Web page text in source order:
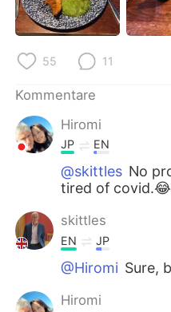
Русский ไท
Indonesia
Türkçe
Português
55 11
Kommentare
Hiromi
JP EN
@skittles No
tired of
skittles
EN JP
@Hiromi Sure,
Hiromi